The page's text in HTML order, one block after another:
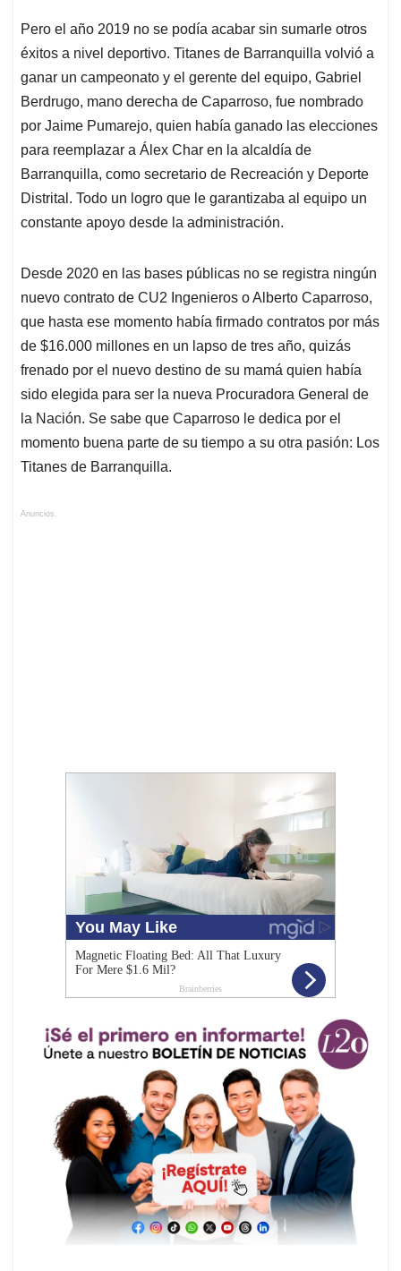
Pero el año 2019 no se podía acabar sin sumarle otros
éxitos a nivel deportivo. Titanes de Barranquilla volvió a
ganar un campeonato y el gerente del equipo, Gabriel
Berdrugo, mano derecha de Caparroso, fue nombrado
por Jaime Pumarejo, quien había ganado las elecciones
para reemplazar a Álex Char en la alcaldía de
Barranquilla, como secretario de Recreación y Deporte
Distrital. Todo un logro que le garantizaba al equipo un
constante apoyo desde la administración.
Desde 2020 en las bases públicas no se registra ningún
nuevo contrato de CU2 Ingenieros o Alberto Caparroso,
que hasta ese momento había firmado contratos por más
de $16.000 millones en un lapso de tres año, quizás
frenado por el nuevo destino de su mamá quien había
sido elegida para ser la nueva Procuradora General de
la Nación. Se sabe que Caparroso le dedica por el
momento buena parte de su tiempo a su otra pasión: Los
Titanes de Barranquilla.
Anuncios.